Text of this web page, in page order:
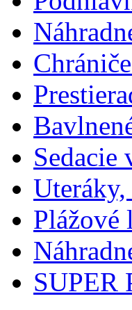
Sedacie
Plážové
SUPER